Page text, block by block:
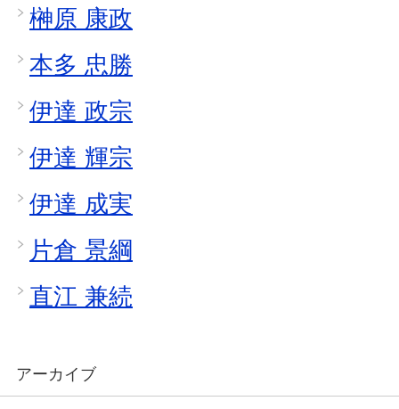
榊原 康政
本多 忠勝
伊達 政宗
伊達 輝宗
伊達 成実
片倉 景綱
直江 兼続
アーカイブ